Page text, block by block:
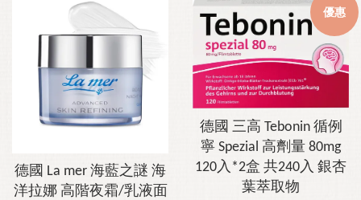
德國 La mer 海藍之謎 海
洋拉娜 高階夜霜/乳液面
優惠
德國 三高 Tebonin 循例
寧 Spezial 高劑量 80mg
120入*2盒 共240入 銀杏
葉萃取物